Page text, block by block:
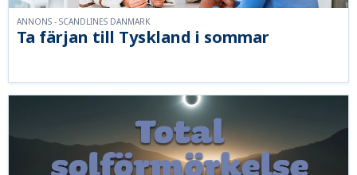
Ta färjan till Tyskland i sommar
ANNONS - SCANDLINES DANMARK